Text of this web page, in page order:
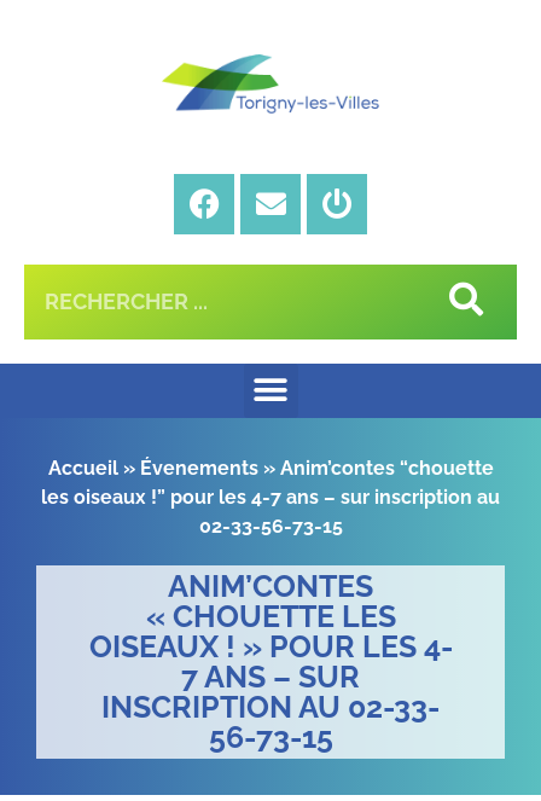
Accueil» Évenements» Anim’contes “chouette
les oiseaux !” pour les 4-7 ans – sur inscription au
02-33-56-73-15
ANIM’CONTES
« CHOUETTE LES
OISEAUX ! » POUR LES 4-
7 ANS – SUR
INSCRIPTION AU 02-33-
56-73-15